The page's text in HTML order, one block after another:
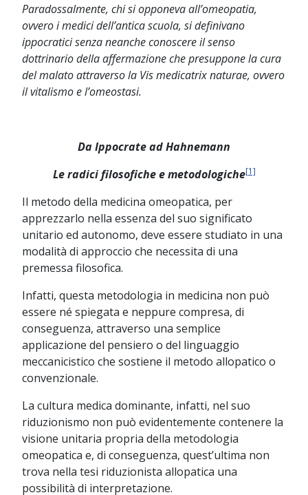
Paradossalmente, chi si opponeva all’omeopatia,
ovvero i medici dell’antica scuola, si definivano
ippocratici senza neanche conoscere il senso
dottrinario della affermazione che presuppone la cura
del malato attraverso la Vis medicatrix naturae, ovvero
il vitalismo e l’omeostasi.
Da Ippocrate ad Hahnemann
Le radici filosofiche e metodologiche[1]
Il metodo della medicina omeopatica, per
apprezzarlo nella essenza del suo significato
unitario ed autonomo, deve essere studiato in una
modalità di approccio che necessita di una
premessa filosofica.
Infatti, questa metodologia in medicina non può
essere né spiegata e neppure compresa, di
conseguenza, attraverso una semplice
applicazione del pensiero o del linguaggio
meccanicistico che sostiene il metodo allopatico o
convenzionale.
La cultura medica dominante, infatti, nel suo
riduzionismo non può evidentemente contenere la
visione unitaria propria della metodologia
omeopatica e, di conseguenza, quest’ultima non
trova nella tesi riduzionista allopatica una
possibilità di interpretazione.